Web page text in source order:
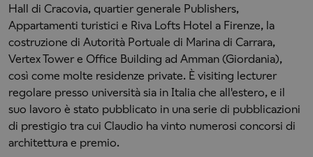
Hall di Cracovia, quartier generale Publishers,
Appartamenti turistici e Riva Lofts Hotel a Firenze, la
costruzione di Autorità Portuale di Marina di Carrara,
Vertex Tower e Office Building ad Amman (Giordania),
così come molte residenze private. È visiting lecturer
regolare presso università sia in Italia che all'estero, e il
suo lavoro è stato pubblicato in una serie di pubblicazioni
di prestigio tra cui Claudio ha vinto numerosi concorsi di
architettura e premio.